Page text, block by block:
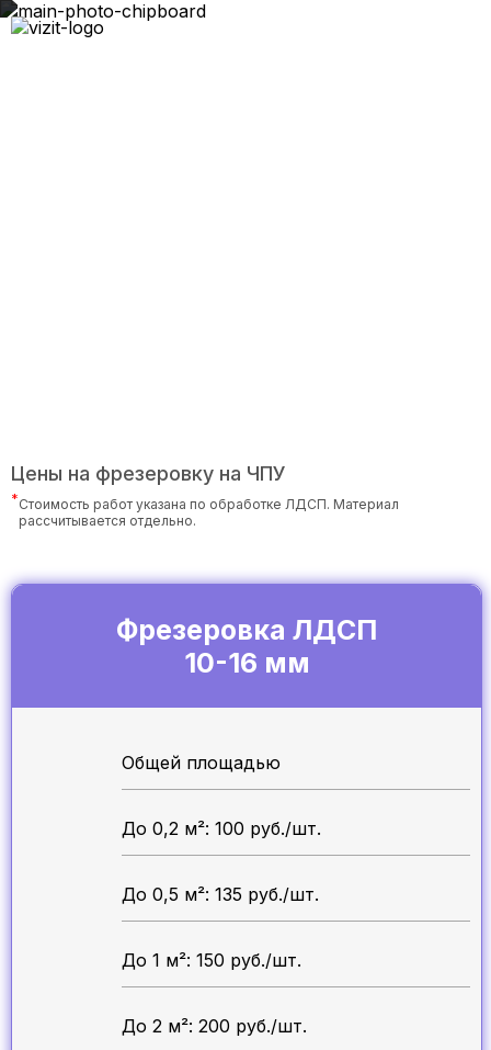
Цены на фрезеровку на ЧПУ
Стоимость работ указана по обработке ЛДСП. Материал
рассчитывается отдельно.
Фрезеровка ЛДСП
10-16 мм
Общей площадью
До 0,2 м²: 100 руб./шт.
До 0,5 м²: 135 руб./шт.
До 1 м²: 150 руб./шт.
До 2 м²: 200 руб./шт.